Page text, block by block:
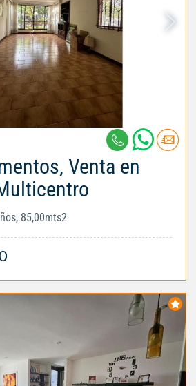
Venta en
85,00mts2